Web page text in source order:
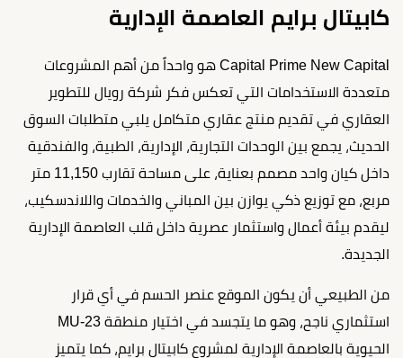
كابيتال برايم العاصمة الإدارية
Capital Prime New Capital هو واحداً من أهم المشروعات
متعددة الاستخدامات التي تعكس فكر شركة رويال للتطوير
العقاري في تقديم منتج عقاري متكامل يلبي متطلبات السوق
الحديث، يجمع بين الوحدات التجارية، الإدارية، الطبية، والفندقية
داخل كيان واحد مصمم بعناية، على مساحة تقارب 11,150 متر
مربع، مع توزيع ذكي يوازن بين المباني والخدمات واللاندسكيب،
ليقدم بيئة أعمال واستثمار عصرية داخل قلب العاصمة الإدارية
الجديدة.
من الطبيعي أن يكون الموقع عنصر الحسم في أي قرار
استثماري ناجح، وهو ما يتجسد في اختيار منطقة MU-23
الحيوية بالعاصمة الإدارية لمشروع كابيتال برايم، كما يتميز